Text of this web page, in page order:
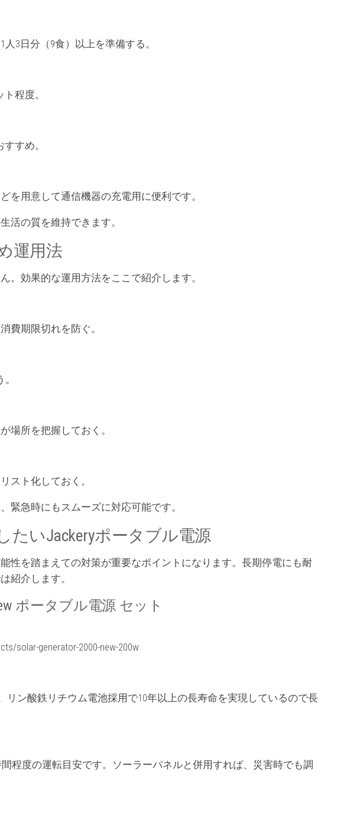
3日分（9食）以上を準備する。
程度。
すめ。
を用意して通信機器の充電用に便利です。
活の質を維持できます。
運用法
。効果的な運用方法をここで紹介します。
費期限切れを防ぐ。
場所を把握しておく。
スト化しておく。
緊急時にもスムーズに対応可能です。
たいJackeryポータブル電源
性を踏まえての対策が重要なポイントになります。長期停電にも耐
紹介します。
ポータブル電源 セット
solar-generator-2000-new-200w
リン酸鉄リチウム電池採用で10年以上の長寿命を実現しているので長
間程度の運転目安です。ソーラーパネルと併用すれば、災害時でも調